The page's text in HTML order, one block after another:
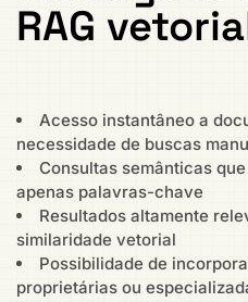
RAG
Acesso instantâneo a
necessidade de buscas
Consultas semânticas
apenas palavras-chave
Resultados altamente
similaridade vetorial
Possibilidade de
proprietárias ou